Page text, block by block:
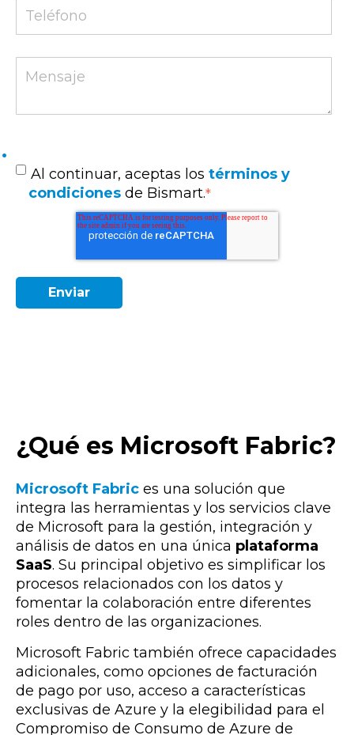
Al continuar, aceptas los términos y
condiciones de Bismart.*
¿Qué es Microsoft Fabric?
Microsoft Fabric es una solución que
integra las herramientas y los servicios clave
de Microsoft para la gestión, integración y
análisis de datos en una única plataforma
SaaS. Su principal objetivo es simplificar los
procesos relacionados con los datos y
fomentar la colaboración entre diferentes
roles dentro de las organizaciones.
Microsoft Fabric también ofrece capacidades
adicionales, como opciones de facturación
de pago por uso, acceso a características
exclusivas de Azure y la elegibilidad para el
Compromiso de Consumo de Azure de